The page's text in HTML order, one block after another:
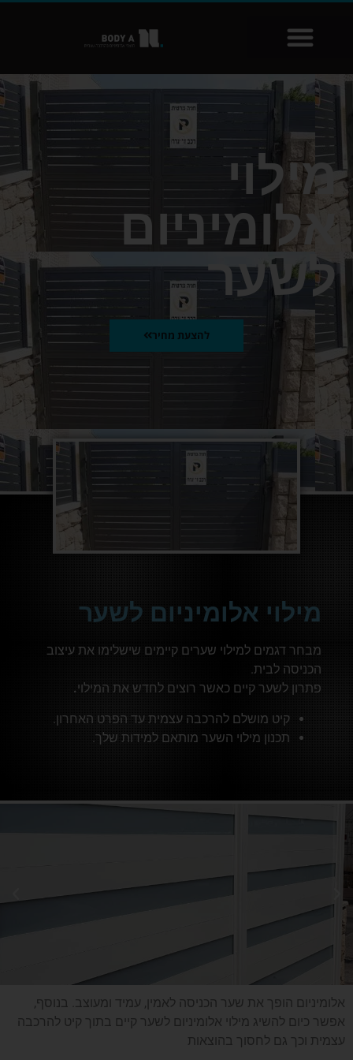
מֻפְעֶלֶת
מַעֲרֶכֶת
בִּקְלִיק
הַמְּסַיַּעַת
לִנְגִישׁוּת
הָאֲתָר.מילוי
אלומיניום
לשער
להצעת מחיר
מילוי אלומיניום לשער
מבחר דגמים למילוי שערים קיימים שישלימו את עיצוב
הכניסה לבית.
פתרון לשער קיים כאשר רוצים לחדש את המילוי.
קיט מושלם להרכבה עצמית עד הפרט האחרון.
תכנון מילוי השער מותאם למידות שלך.
אלומיניום הופך את שער הכניסה לאמין, עמיד ומעוצב. בנוסף,
אפשר כיום להשיג מילוי אלומיניום לשער קיים בתוך קיט להרכבה
עצמית וכך גם לחסוך בהוצאות